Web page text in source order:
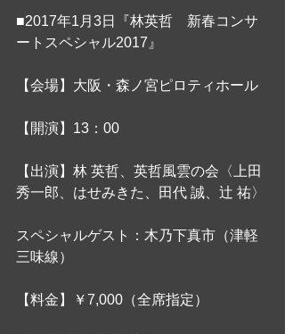
■2017年1月3日『林英哲　新春コンサ
ートスペシャル2017』
【会場】大阪・森ノ宮ピロティホール
【開演】13：00
【出演】林 英哲、英哲風雲の会〈上田
秀一郎、はせみきた、田代 誠、辻 祐〉
スペシャルゲスト：木乃下真市（津軽
三味線）
【料金】￥7,000（全席指定）